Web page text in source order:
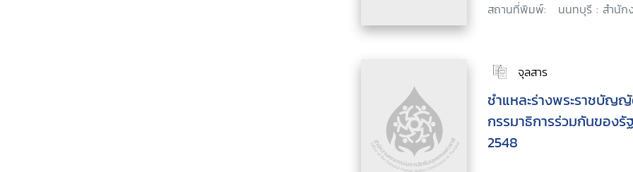
สถานที่พิมพ์: นนทบุรี : สำนัก
จุลสาร
ชำแหละร่างพระราชบั
กรรมาธิการร่วมกันของ
2548